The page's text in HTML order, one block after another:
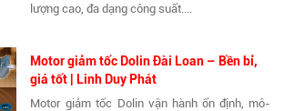
lượng cao, đa dạng công suất....
Motor giảm tốc Dolin Đài Loan – Bền bỉ,
giá tốt | Linh Duy Phát
Motor giảm tốc Dolin vận hành ổn định, mô-